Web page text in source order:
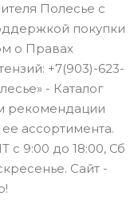
Полесье с
покупки
о Правах
+7(903)-623-
- Каталог
рекомендации
ассортимента.
с 9:00 до 18:00, Сб
Сайт -